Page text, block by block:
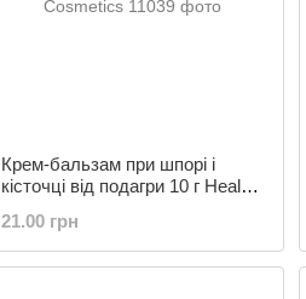
Крем-бальзам при шпорі і
кісточці від подагри 10 г Healer
21.00 грн